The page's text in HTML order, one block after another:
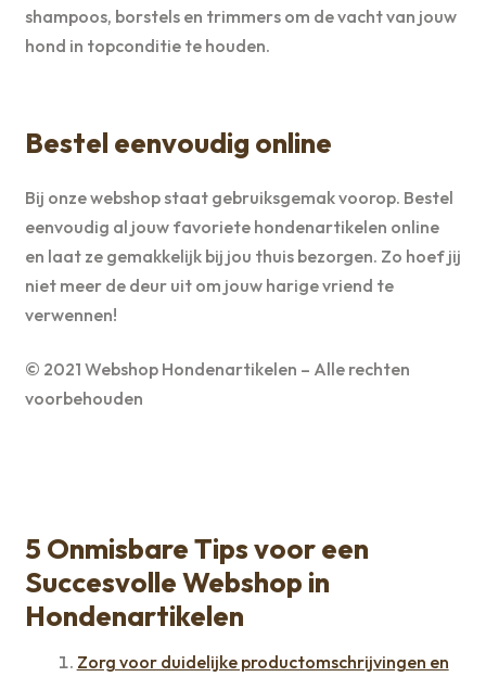
shampoos, borstels en trimmers om de vacht van jouw
hond in topconditie te houden.
Bestel eenvoudig online
Bij onze webshop staat gebruiksgemak voorop. Bestel
eenvoudig al jouw favoriete hondenartikelen online
en laat ze gemakkelijk bij jou thuis bezorgen. Zo hoef jij
niet meer de deur uit om jouw harige vriend te
verwennen!
© 2021 Webshop Hondenartikelen – Alle rechten
voorbehouden
5 Onmisbare Tips voor een
Succesvolle Webshop in
Hondenartikelen
Zorg voor duidelijke productomschrijvingen en